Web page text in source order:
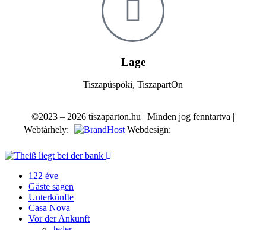
Lage
Tiszapüspöki, TiszapartOn
©2023 – 2026 tiszaparton.hu | Minden jog fenntartva |
Webtárhely:
Webdesign:
122 éve
Gäste sagen
Unterkünfte
Casa Nova
Vor der Ankunft